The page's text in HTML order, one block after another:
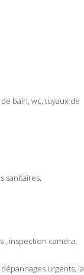
bain, wc, tuyaux de
sanitaires.
, inspection caméra,
dépannages urgents, la